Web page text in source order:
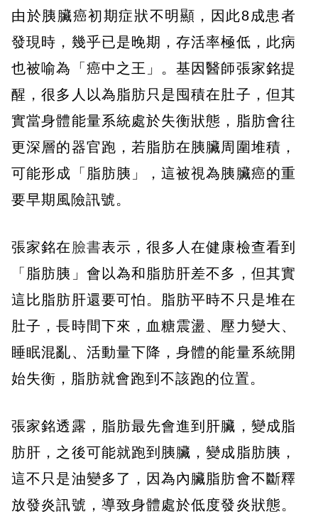
由於胰臟癌初期症狀不明顯，因此8成患者
發現時，幾乎已是晚期，存活率極低，此病
也被喻為「癌中之王」。基因醫師張家銘提
醒，很多人以為脂肪只是囤積在肚子，但其
實當身體能量系統處於失衡狀態，脂肪會往
更深層的器官跑，若脂肪在胰臟周圍堆積，
可能形成「脂肪胰」，這被視為胰臟癌的重
要早期風險訊號。
張家銘在臉書表示，很多人在健康檢查看到
「脂肪胰」會以為和脂肪肝差不多，但其實
這比脂肪肝還要可怕。脂肪平時不只是堆在
肚子，長時間下來，血糖震盪、壓力變大、
睡眠混亂、活動量下降，身體的能量系統開
始失衡，脂肪就會跑到不該跑的位置。
張家銘透露，脂肪最先會進到肝臟，變成脂
肪肝，之後可能就跑到胰臟，變成脂肪胰，
這不只是油變多了，因為內臟脂肪會不斷釋
放發炎訊號，導致身體處於低度發炎狀態。